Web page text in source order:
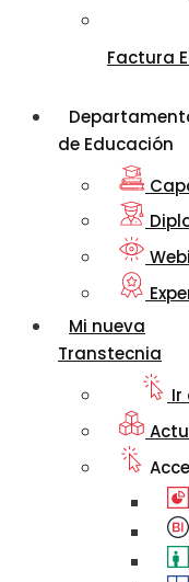
Factura
de Educación
Mi nueva
Transtecnia
Ir